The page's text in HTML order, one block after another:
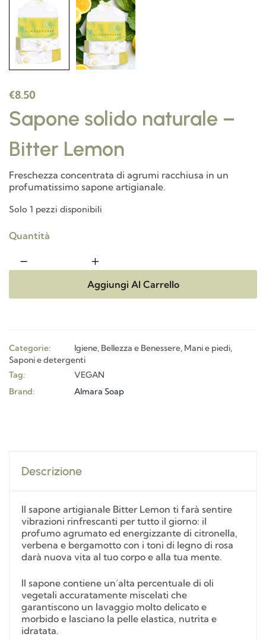
€8.50
Sapone solido naturale –
Bitter Lemon
Freschezza concentrata di agrumi racchiusa in un
profumatissimo sapone artigianale.
Solo 1 pezzi disponibili
Quantità
Aggiungi Al Carrello
Categorie: Igiene, Bellezza e Benessere, Mani e piedi,
Saponi e detergenti
Tag:
VEGAN
Brand:
Almara Soap
Descrizione
Il sapone artigianale Bitter Lemon ti farà sentire
vibrazioni rinfrescanti per tutto il giorno: il
profumo agrumato ed energizzante di citronella,
verbena e bergamotto con i toni di legno di rosa
darà nuova vita al tuo corpo e alla tua mente.
Il sapone contiene un’alta percentuale di oli
vegetali accuratamente miscelati che
garantiscono un lavaggio molto delicato e
morbido e lasciano la pelle elastica, nutrita e
idratata.